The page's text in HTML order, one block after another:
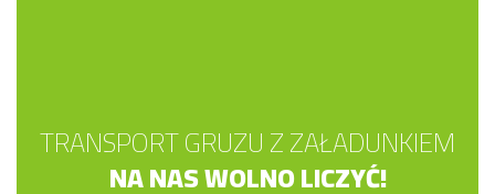
TRANSPORT GRUZU Z ZAŁADUNKIEM
NA NAS WOLNO LICZYĆ!